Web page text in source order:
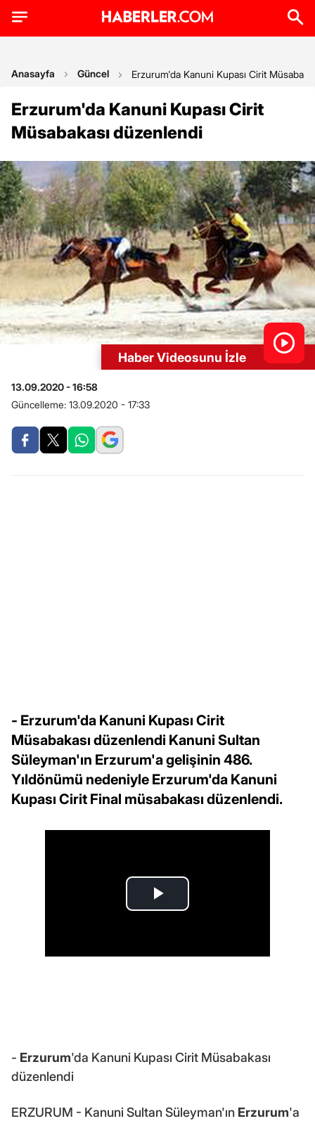
Anasayfa Güncel Erzurum'da Kanuni Kupası Cirit
Erzurum'da Kanuni Kupası Cirit
Müsabakası düzenlendi
Haber Videosunu İzle
13.09.2020 - 16:58
Güncelleme: 13.09.2020 - 17:33
- Erzurum'da Kanuni Kupası Cirit
Müsabakası düzenlendi Kanuni Sultan
Süleyman'ın Erzurum'a gelişinin 486.
Yıldönümü nedeniyle Erzurum'da Kanuni
Kupası Cirit Final müsabakası düzenlendi.
- Erzurum'da Kanuni Kupası Cirit Müsabakası
düzenlendi
ERZURUM - Kanuni Sultan Süleyman'ın Erzurum'a